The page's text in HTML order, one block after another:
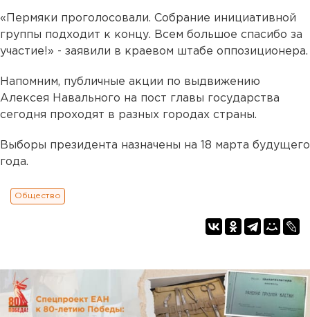
«Пермяки проголосовали. Собрание инициативной
группы подходит к концу. Всем большое спасибо за
участие!» - заявили в краевом штабе оппозиционера.
Напомним, публичные акции по выдвижению
Алексея Навального на пост главы государства
сегодня проходят в разных городах страны.
Выборы президента назначены на 18 марта будущего
года.
Общество